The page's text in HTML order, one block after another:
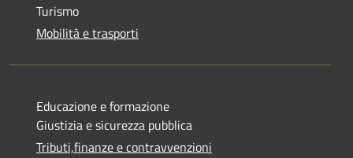
Turismo
Mobilità e trasporti
Educazione e formazione
Giustizia e sicurezza pubblica
Tributi,finanze e contravvenzioni